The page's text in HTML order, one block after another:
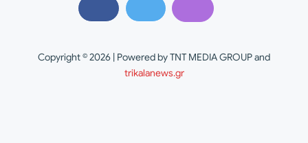
Copyright © 2026 | Powered by TNT MEDIA GROUP and
trikalanews.gr